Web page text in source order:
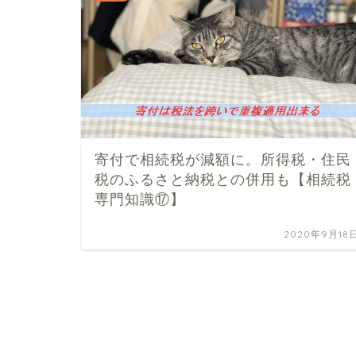
寄付で相続税が減額に。所得税・住民
税のふるさと納税との併用も【相続税
専門知識⑰】
2020年9月18